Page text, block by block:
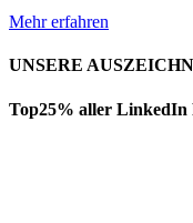
Mehr erfahren
UNSERE
Top25% aller LinkedIn